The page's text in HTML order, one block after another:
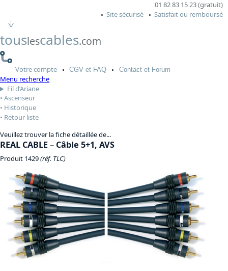
01 82 83 15 23 (gratuit)
Site sécurisé
Satisfait ou remboursé
touslescables.com
Votrecompte CGV et FAQ Contactet Forum
Menu recherche
Fil d’Ariane
Ascenseur
Historique
Retour liste
Veuillez trouver la fiche détaillée de...
REAL CABLE– Câble 5+1, AVS
Produit 1429(réf. TLC)